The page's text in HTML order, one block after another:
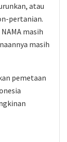
atau
pertanian.
masih
masih
pemetaan